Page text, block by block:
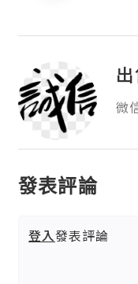
微
發表評論
登入發表評論